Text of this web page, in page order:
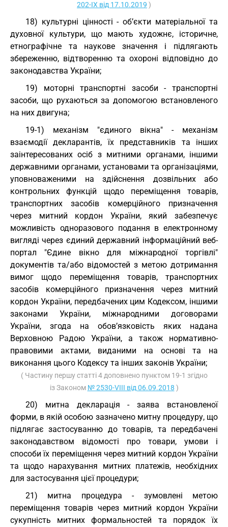
202-IX від 17.10.2019 )
18) культурні цінності - об’єкти матеріальної та
духовної культури, що мають художнє, історичне,
етнографічне та наукове значення і підлягають
збереженню, відтворенню та охороні відповідно до
законодавства України;
19) моторні транспортні засоби - транспортні
засоби, що рухаються за допомогою встановленого
на них двигуна;
19-1) механізм "єдиного вікна" - механізм
взаємодії декларантів, їх представників та інших
заінтересованих осіб з митними органами, іншими
державними органами, установами та організаціями,
уповноваженими на здійснення дозвільних або
контрольних функцій щодо переміщення товарів,
транспортних засобів комерційного призначення
через митний кордон України, який забезпечує
можливість одноразового подання в електронному
вигляді через єдиний державний інформаційний веб-
портал "Єдине вікно для міжнародної торгівлі"
документів та/або відомостей з метою дотримання
вимог щодо переміщення товарів, транспортних
засобів комерційного призначення через митний
кордон України, передбачених цим Кодексом, іншими
законами України, міжнародними договорами
України, згода на обов’язковість яких надана
Верховною Радою України, а також нормативно-
правовими актами, виданими на основі та на
виконання цього Кодексу та інших законів України;
( Частину першу статті 4 доповнено пунктом 19-1 згідно
із Законом № 2530-VIII від 06.09.2018 )
20) митна декларація - заява встановленої
форми, в якій особою зазначено митну процедуру, що
підлягає застосуванню до товарів, та передбачені
законодавством відомості про товари, умови і
способи їх переміщення через митний кордон України
та щодо нарахування митних платежів, необхідних
для застосування цієї процедури;
21) митна процедура - зумовлені метою
переміщення товарів через митний кордон України
сукупність митних формальностей та порядок їх